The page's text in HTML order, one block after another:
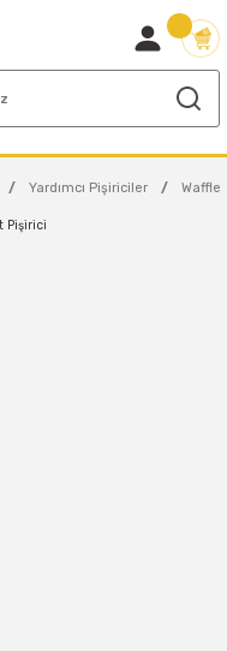
Yardımcı Pişiriciler Waffle